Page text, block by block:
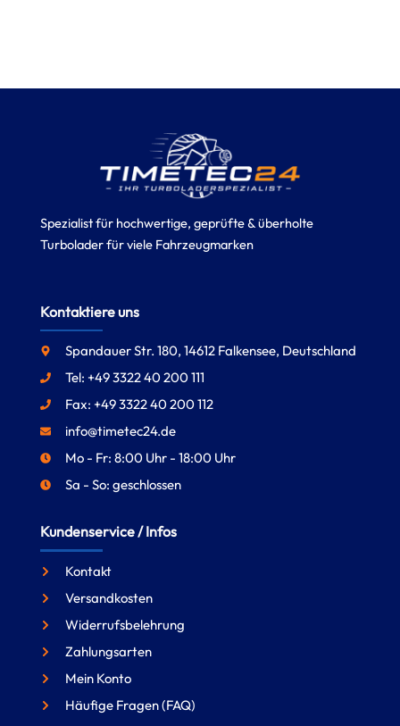
Spezialist für hochwertige, geprüfte & überholte
Turbolader für viele Fahrzeugmarken
Kontaktiere uns
Spandauer Str. 180, 14612 Falkensee, Deutschland
Tel: +49 3322 40 200 111
Fax: +49 3322 40 200 112
info@timetec24.de
Mo - Fr: 8:00 Uhr - 18:00 Uhr
Sa - So: geschlossen
Kundenservice / Infos
Kontakt
Versandkosten
Widerrufsbelehrung
Zahlungsarten
Mein Konto
Häufige Fragen (FAQ)